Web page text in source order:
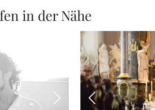
in der Nähe
Nächstes BildVorheriges Bild